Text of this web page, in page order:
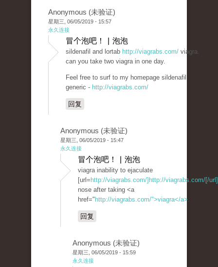
Anonymous (未验证)
星期三, 06/05/2019 - 15:57
永久连接
冒个泡吧！ | 泡泡
sildenafil and lortab http://viagrabs.com/ viagra.
can you take two viagra in one day.
Feel free to surf to my homepage sildenafil
generic - http://viagrabs.com/
回复
Anonymous (未验证)
星期三, 06/05/2019 - 15:47
永久连接
冒个泡吧！ | 泡泡
viagra inability to ejaculate
[url= http://viagrabs.com/]http://viagrabs.com/[/url]
nose after taking <a
href=" http://viagrabs.com/">viagra</a>.
回复
Anonymous (未验证)
星期三, 06/05/2019 - 15:59
永久连接